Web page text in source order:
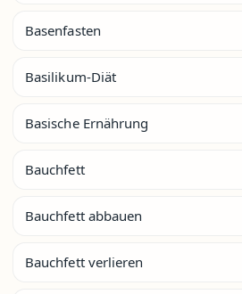
Basenfasten
Basilikum-Diät
Basische Ernährung
Bauchfett
Bauchfett abbauen
Bauchfett verlieren